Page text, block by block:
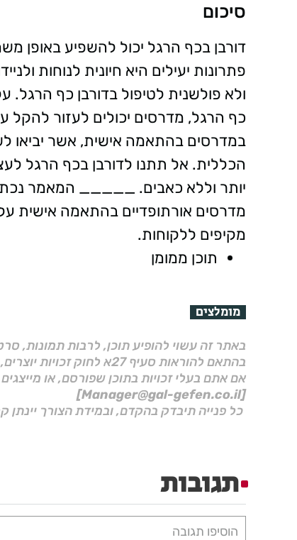
סיכום
דורבן בכף הרגל יכול להשפיע באופן
פתרונות יעילים היא חיונית לנוחות
ולא פולשנית לטיפול בדורבן כף הרגל.
כף הרגל, מדרסים יכולים לעזור להקל
במדרסים בהתאמה אישית, אשר יביאו
הכללית. אל תתנו לדורבן בכף הרגל
יותר וללא כאבים. _____ המאמר נכתב
מדרסים אורתופדיים בהתאמה אישית
מקיפים ללקוחות.
תוכן ממומן
מומלצים
באתר זה עשוי להופיע תוכן, לרבות תמונות,
בהתאם להוראות סעיף 27א לחוק זכויות יוצרים, התשס"ח–2007.
אם אתם בעלי זכויות בתוכן שפורסם, או
[Manager@gal-gefen.co.il]
כל פנייה תיבדק בהקדם, ובמידת הצורך
תגובות
הוסיפו תגובה